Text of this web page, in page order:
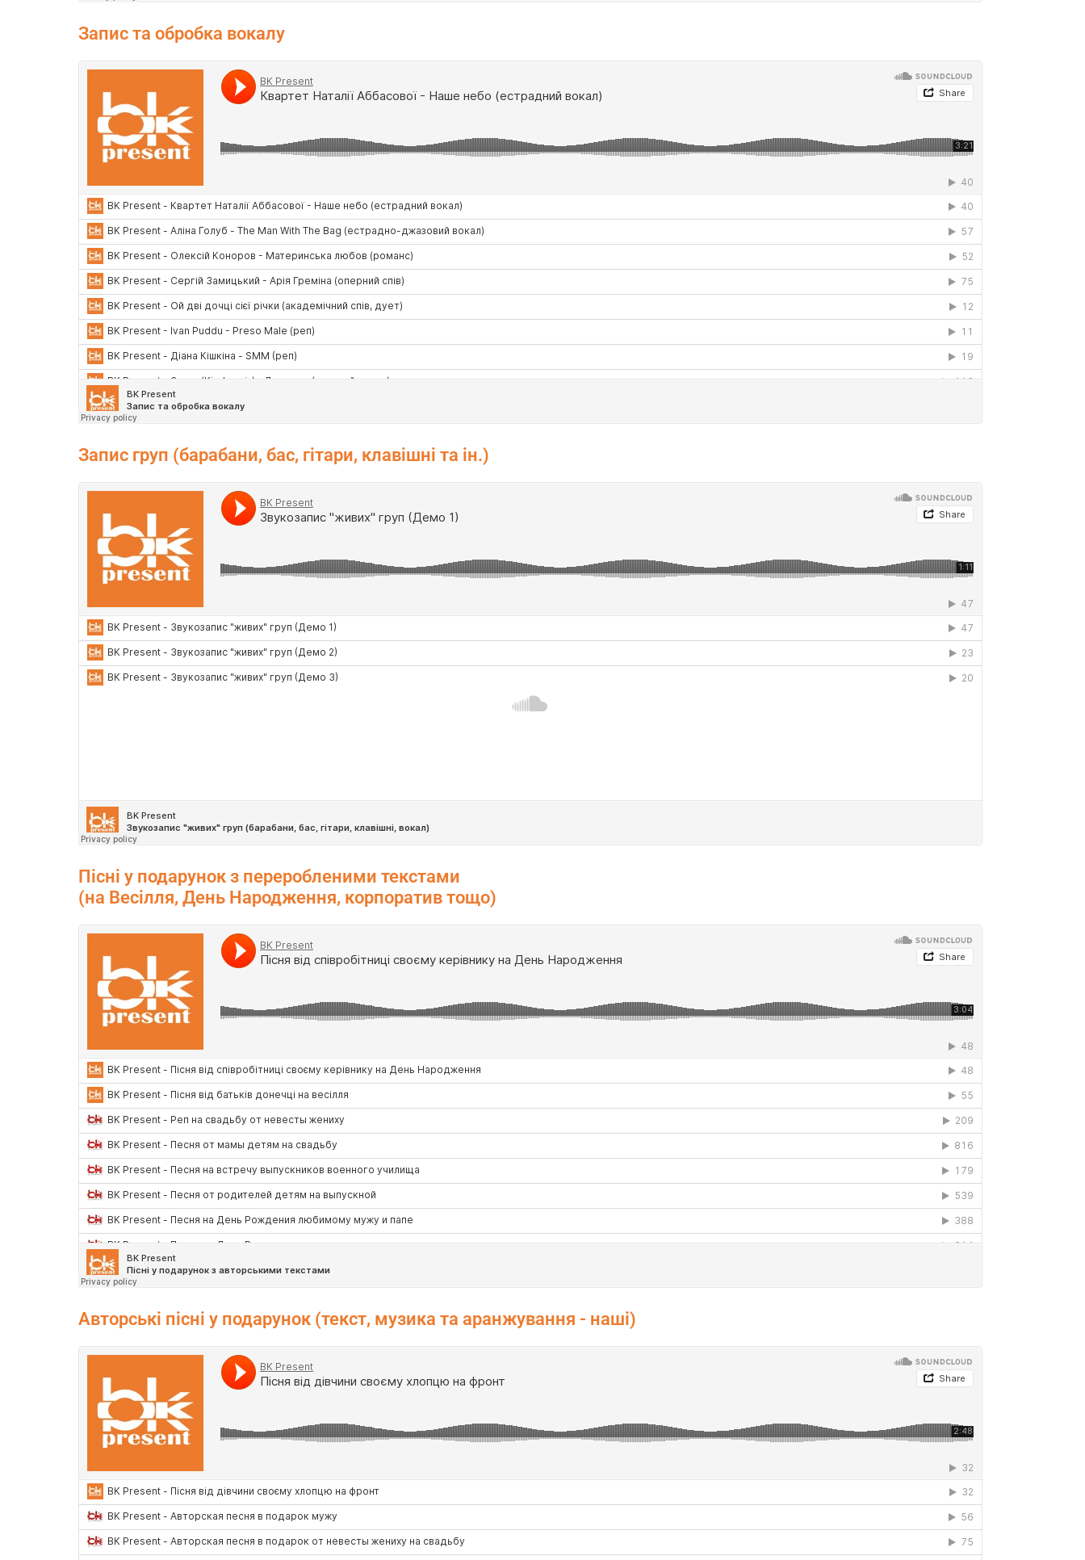
Запис та обробка вокалу
Запис груп (барабани, бас, гітари, клавішні та ін.)
Пісні у подарунок з переробленими текстами
(на Весілля, День Народження, корпоратив тощо)
Авторські пісні у подарунок (текст, музика та аранжування - наші)